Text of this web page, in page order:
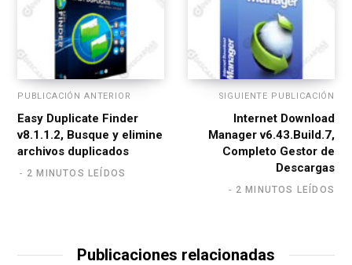
PUBLICACIÓN ANTERIOR
Easy Duplicate Finder
v8.1.1.2, Busque y elimine
archivos duplicados
2 MINUTOS LEÍDOS
SIGUIENTE PUBLICACIÓN
Internet Download
Manager v6.43.Build.7,
Completo Gestor de
Descargas
2 MINUTOS LEÍDOS
Publicaciones relacionadas